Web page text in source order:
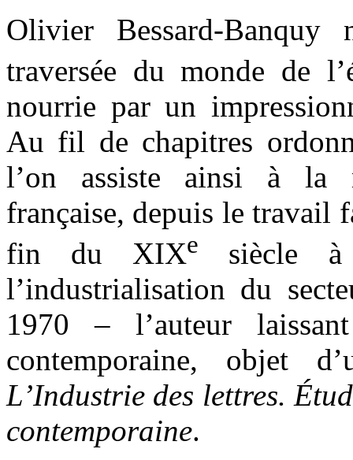
Olivier Bessard-
traversée du monde de
nourrie par un
Au fil de chapitres
l’on assiste ainsi à la
française, depuis le travail
fin du XIXe
siècle à
l’industrialisation du
1970 – l’auteur
contemporaine, objet
L’Industrie des lettres.
contemporaine.